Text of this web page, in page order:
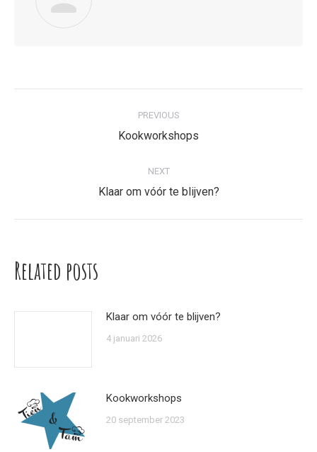
PREVIOUS
Previous
Kookworkshops
NEXT
Next
Klaar om vóór te blijven?
Related posts
Klaar om vóór te blijven?
4 januari 2026
Kookworkshops
20 september 2023